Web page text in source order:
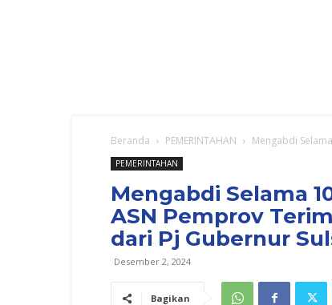
Beranda PEMERINTAHAN Mengabdi
PEMERINTAHAN
Mengabdi Selama
ASN Pemprov
dari Pj Gubernur
Desember 2, 2024
Bagikan